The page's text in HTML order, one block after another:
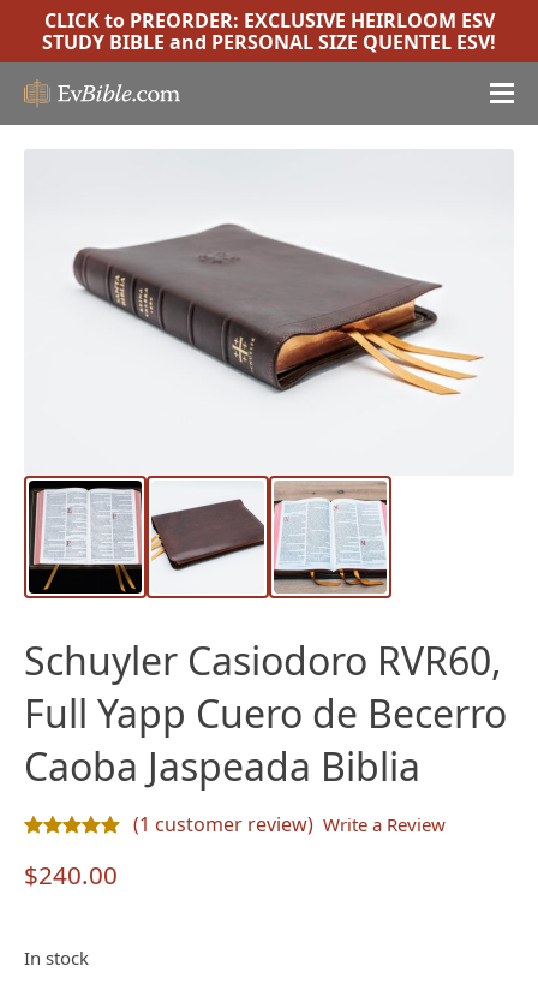
CLICK to PREORDER: EXCLUSIVE HEIRLOOM ESV
STUDY BIBLE and PERSONAL SIZE QUENTEL ESV!
Schuyler Casiodoro RVR60,
Full Yapp Cuero de Becerro
Caoba Jaspeada Biblia
(1 customer review) Write a Review
$240.00
In stock